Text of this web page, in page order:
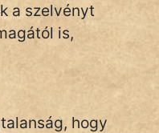
a szelvényt
is,
hogy